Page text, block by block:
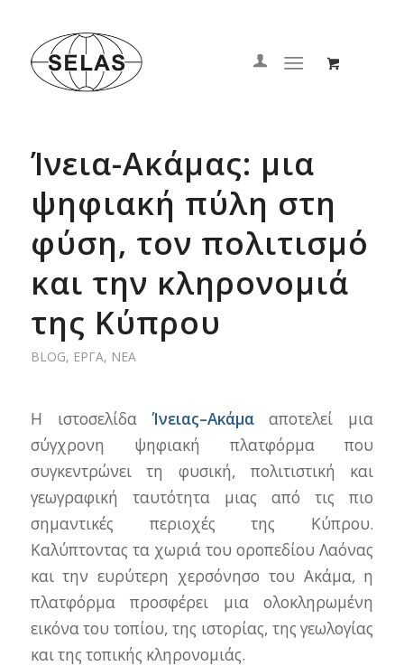
Ίνεια-Ακάμας: μια
ψηφιακή πύλη στη
φύση, τον πολιτισμό
και την κληρονομιά
της Κύπρου
BLOG, ΈΡΓΑ, ΝΈΑ
Η ιστοσελίδαΊνειας–Ακάμααποτελεί μια
σύγχρονη ψηφιακή πλατφόρμα που
συγκεντρώνει τη φυσική, πολιτιστική και
γεωγραφική ταυτότητα μιας από τις πιο
σημαντικές περιοχές της Κύπρου.
Καλύπτοντας τα χωριά του οροπεδίου Λαόνας
και την ευρύτερη χερσόνησο του Ακάμα, η
πλατφόρμα προσφέρει μια ολοκληρωμένη
εικόνα του τοπίου, της ιστορίας, της γεωλογίας
και της τοπικής κληρονομιάς.